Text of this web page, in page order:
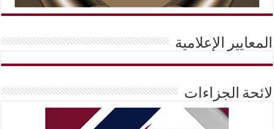
المعايير الإعلامية
لائحة الجزاءات